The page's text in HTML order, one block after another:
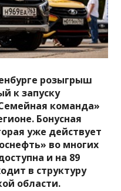
розыгрыш
к запуску
команда»
Бонусная
уже действует
во многих
и на 89
в структуру
области.